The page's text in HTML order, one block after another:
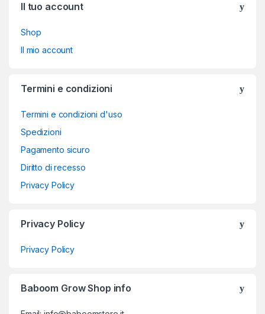
Il tuo account
Shop
Il mio account
Termini e condizioni
Termini e condizioni d'uso
Spedizioni
Pagamento sicuro
Diritto di recesso
Privacy Policy
Privacy Policy
Privacy Policy
Baboom Grow Shop info